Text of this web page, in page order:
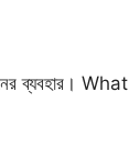
ব্যবহার।